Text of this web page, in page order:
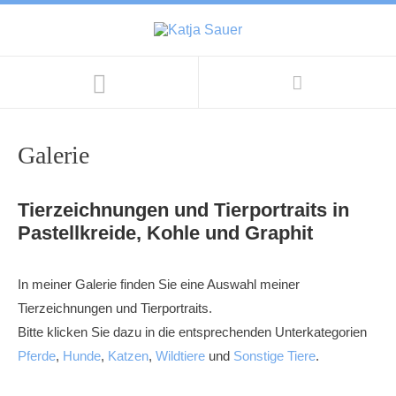
Galerie
Tierzeichnungen und Tierportraits in
Pastellkreide, Kohle und Graphit
In meiner Galerie finden Sie eine Auswahl meiner
Tierzeichnungen und Tierportraits.
Bitte klicken Sie dazu in die entsprechenden Unterkategorien
Pferde, Hunde, Katzen, Wildtiere und Sonstige Tiere.